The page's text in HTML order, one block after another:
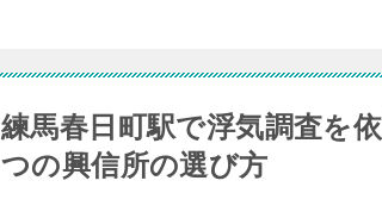
練馬春日町駅で浮気調査を
つの興信所の選び方